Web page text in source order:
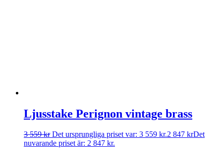
Ljusstake Perignon vintage brass
3 559kr Det ursprungliga priset var: 3 559 kr.2 847 krDet
nuvarande priset är: 2 847 kr.